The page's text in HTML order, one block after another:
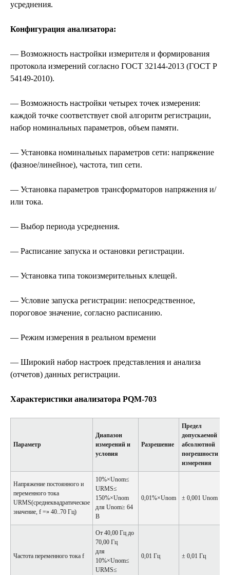
усреднения.
Конфигурация анализатора:
— Возможность настройки измерителя и формирования
протокола измерений согласно ГОСТ 32144-2013 (ГОСТ Р
54149-2010).
— Возможность настройки четырех точек измерения:
каждой точке соответствует свой алгоритм регистрации,
набор номинальных параметров, объем памяти.
— Установка номинальных параметров сети: напряжение
(фазное/линейное), частота, тип сети.
— Установка параметров трансформаторов напряжения и/
или тока.
— Выбор периода усреднения.
— Расписание запуска и остановки регистрации.
— Установка типа токоизмерительных клещей.
— Условие запуска регистрации: непосредственное,
пороговое значение, согласно расписанию.
— Режим измерения в реальном времени
— Широкий набор настроек представления и анализа
(отчетов) данных регистрации.
Характеристики анализатора PQM-703
Параметр
Диапазон
измерений и
условия
Разрешение
Предел
допускаемой
абсолютной
погрешности
измерения
Напряжение постоянного и
переменного тока
URMS(среднеквадратическое
значение, f =» 40..70 Гц)
10%×Unom≤
URMS≤
150%×Unom
для Unom≥ 64
В
0,01%×Unom ± 0,001 Unom
Частота переменного тока f
От 40,00 Гц до
70,00 Гц
для
10%×Unom≤
URMS≤
0,01 Гц ± 0,01 Гц